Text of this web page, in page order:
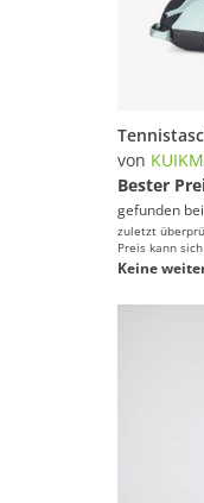
von
Bester
gefunden bei
zuletzt
Preis kann
Keine